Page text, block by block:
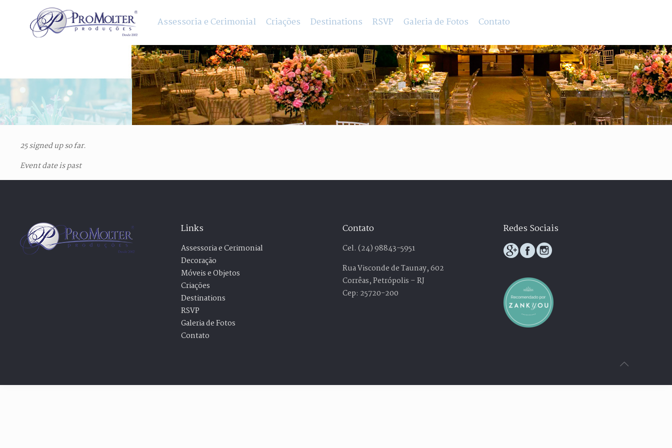
Assessoria e Cerimonial Criações Destinations RSVP Galeria de Fotos Contato
25 signed up so far.
Event date is past
Links
Assessoria e Cerimonial
Decoração
Móveis e Objetos
Criações
Destinations
RSVP
Galeria de Fotos
Contato
Contato
Cel. (24) 98843-5951
Rua Visconde de Taunay, 602
Corrêas, Petrópolis – RJ
Cep: 25720-200
Redes Sociais